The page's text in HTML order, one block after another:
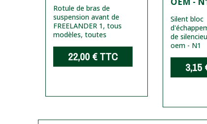
Rotule de bras de
suspension avant de
FREELANDER 1, tous
modèles, toutes
22,00 €TTC
Silent bloc
de
oem - N1
3,15